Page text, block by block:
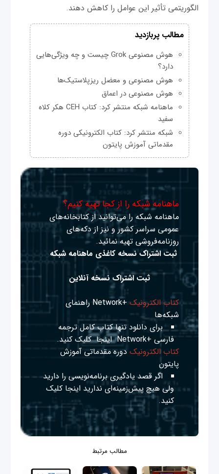
الگوریتمی تأثیر این عوامل را کاهش دهند.
مطالب پربازدید
هوش مصنوعی Grok چیست و چه ویژگی‌هایی
دارد؟
هوش مصنوعی و معضل ریزپلاستیک‌ها
هوش مصنوعی در اعماق
ماهنامه شبکه منتشر کرد: کتاب CEH هکر کلاه
سفید
شبکه منتشر کرد: کتاب الکترونیکی دوره
مقدماتی آموزش پایتون
ماهنامه شبکه را از کجا تهیه کنیم؟
ماهنامه شبکه را می‌توانید از کتابخانه‌های
عمومی سراسر کشور و نیز از دکه‌های
روزنامه‌فروشی تهیه نمائید.
ثبت اشتراک نسخه کاغذی ماهنامه شبکه
ثبت اشتراک نسخه آنلاین
کتاب الکترونیک
+Network راهنمای
شبکه‌ها
برای دانلود تنها کتاب کامل ترجمه
فارسی +Network
اینجا کلیک کنید.
کتاب الکترونیک دوره مقدماتی آموزش
پایتون
اگر قصد یادگیری برنامه‌نویسی را دارید
ولی هیچ پیش‌زمینه‌ای نداریداینجا کلیک
کنید.
مطالب مرتبط